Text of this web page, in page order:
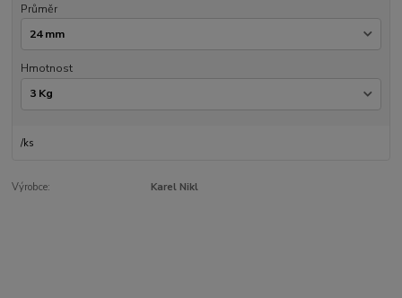
Průměr
Hmotnost
/ks
Výrobce: Karel Nikl